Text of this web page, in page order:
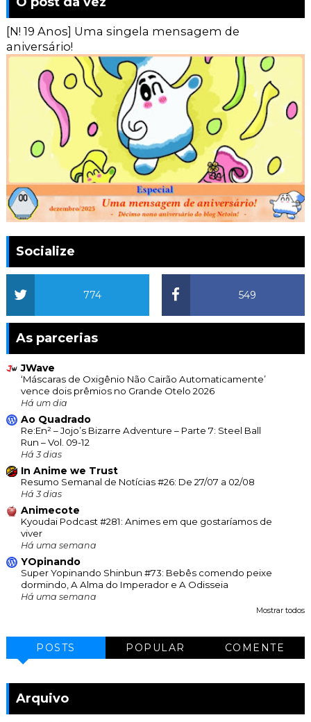
[N! 19 Anos] Uma singela mensagem de
aniversário!
Socialize
549
774
As parcerias
JWave
‘Máscaras de Oxigênio Não Cairão Automaticamente’
vence dois prêmios no Grande Otelo 2026
Há um dia
Ao Quadrado
Re:En² – Jojo’s Bizarre Adventure – Parte 7: Steel Ball
Run – Vol. 09-12
Há 3 dias
In Anime we Trust
Resumo Semanal de Notícias #26: De 27/07 a 02/08
Há 3 dias
Animecote
Kyoudai Podcast #281: Animes em que gostaríamos de
viver
Há uma semana
YOpinando
Super Yopinando Shinbun #73: Bebês comendo peixe
dormindo, A Alma do Imperador e A Odisseia
Há uma semana
Mostrar todos
POSTS POPULAR COMENTE
Arquivo